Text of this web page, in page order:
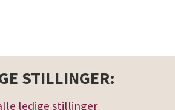
STILLINGER:
ledige stillinger